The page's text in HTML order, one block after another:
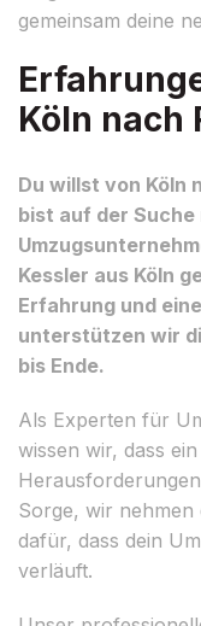
gemeinsam deine
Köln nach
Du willst von Köln
bist auf der
Kessler aus Köln
Erfahrung und
unterstützen wir
bis Ende.
Als Experten für
wissen wir, dass
Sorge, wir nehmen
dafür, dass dein
verläuft.